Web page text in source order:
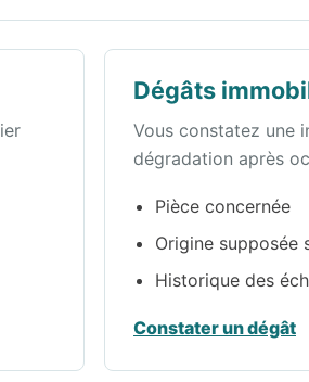
Dégâts
Vous constatez une
dégradation après
Pièce concernée
Origine supposée
Historique des
Constater un dégât